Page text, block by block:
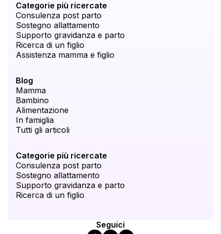
Categorie più ricercate
Consulenza post parto
Sostegno allattamento
Supporto gravidanza e parto
Ricerca di un figlio
Assistenza mamma e figlio
Blog
Mamma
Bambino
Alimentazione
In famiglia
Tutti gli articoli
Categorie più ricercate
Consulenza post parto
Sostegno allattamento
Supporto gravidanza e parto
Ricerca di un figlio
Seguici